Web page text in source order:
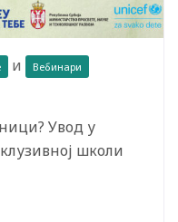
и Вебинари
Увод у
школи